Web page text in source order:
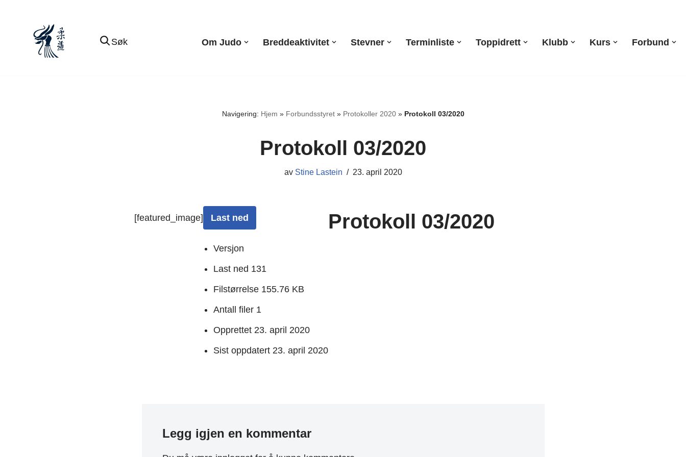
innholdet
Søk Om Judo Breddeaktivitet Stevner Terminliste Toppidrett Klubb Kurs Forbund
Navigering: Hjem » Forbundsstyret» Protokoller 2020» Protokoll 03/2020
Protokoll 03/2020
av Stine Lastein 23. april 2020
[featured_image] Last ned
Versjon
Last ned 131
Filstørrelse 155.76 KB
Antall filer 1
Opprettet 23. april 2020
Sist oppdatert 23. april 2020
Protokoll 03/2020
Legg igjen en kommentar